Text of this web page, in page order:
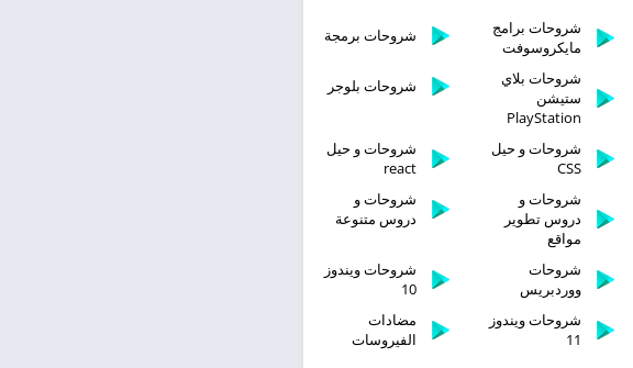
شروحات برامج
مايكروسوفت
شروحات برمجة
شروحات بلاي
ستيشن
PlayStation
شروحات بلوجر
شروحات و حيل
CSS
شروحات و حيل
react
شروحات و
دروس تطوير
مواقع
شروحات و
دروس متنوعة
شروحات
ووردبريس
شروحات ويندوز
10
شروحات ويندوز
11
مضادات
الفيروسات